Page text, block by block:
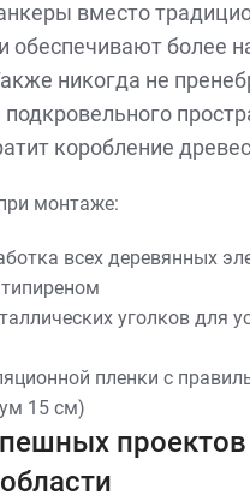
вместо
обеспечивают более
никогда не
коробление
монтаже:
всех деревянных
уголков для
пленки с
15 см)
проектов